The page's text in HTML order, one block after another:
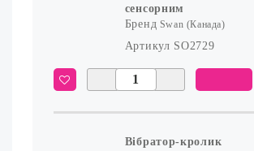
сенсорним
управлінням і
ротацією Touch by
глибока вібрація
Бренд Swan (Канада)
Артикул SO2729
Вібратор-кролик